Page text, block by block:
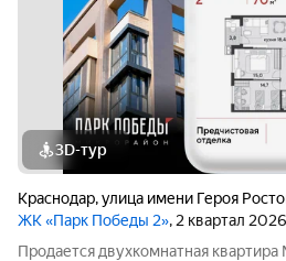
3D-тур
Краснодар,улица имени Героя
ЖК «Парк Победы 2», 2 квартал 2026
Продается двухкомнатная